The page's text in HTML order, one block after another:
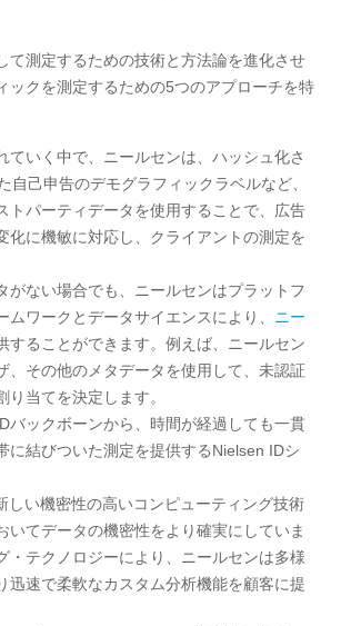
て測定するための技術と方法論を進化させ
ックを測定するための5つのアプローチを特
いく中で、ニールセンは、ハッシュ化さ
自己申告のデモグラフィックラベルなど、
トパーティデータを使用することで、広告
化に機敏に対応し、クライアントの測定を
ない場合でも、ニールセンはプラットフ
ワークとデータサイエンスにより、 ニー
することができます。例えば、ニールセン
、その他のメタデータを使用して、未認証
当てを決定します。
IDバックボーンから、時間が経過しても一貫
に結びついた測定を提供する Nielsen IDシ
しい機密性の高いコンピューティング技術
てデータの機密性をより確実にしていま
テクノロジーにより、ニールセンは多様
迅速で柔軟なカスタム分析機能を顧客に提